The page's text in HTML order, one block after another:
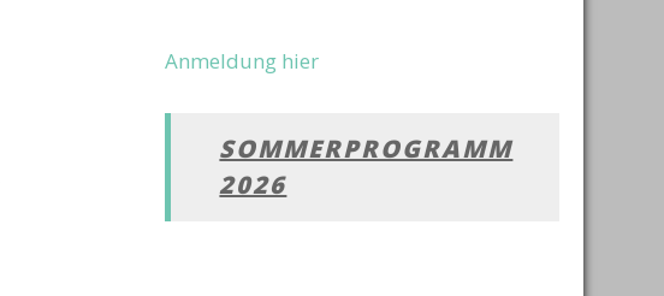
Anmeldung hier
SOMMERPROGRAMM
2026